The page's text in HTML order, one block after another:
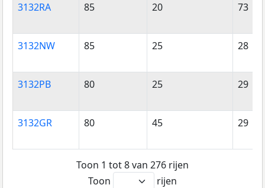
3132RA 85 20 73
3132NW 85 25 28
3132PB 80 25 29
3132GR 80 45 29
Toon 1 tot 8 van 276 rijen
Toon
rijen